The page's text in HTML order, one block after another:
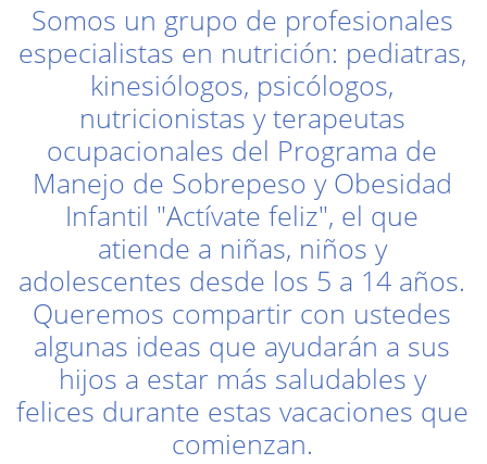
Somos un grupo de profesionales
especialistas en nutrición: pediatras,
kinesiólogos, psicólogos,
nutricionistas y terapeutas
ocupacionales del Programa de
Manejo de Sobrepeso y Obesidad
Infantil "Actívate feliz", el que
atiende a niñas, niños y
adolescentes desde los 5 a 14 años.
Queremos compartir con ustedes
algunas ideas que ayudarán a sus
hijos a estar más saludables y
felices durante estas vacaciones que
comienzan.